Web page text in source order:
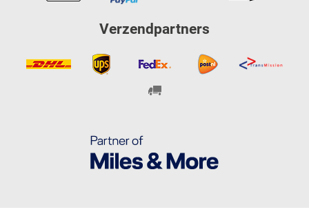
Verzendpartners